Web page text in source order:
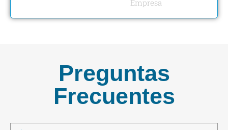
Empresa
Preguntas
Frecuentes